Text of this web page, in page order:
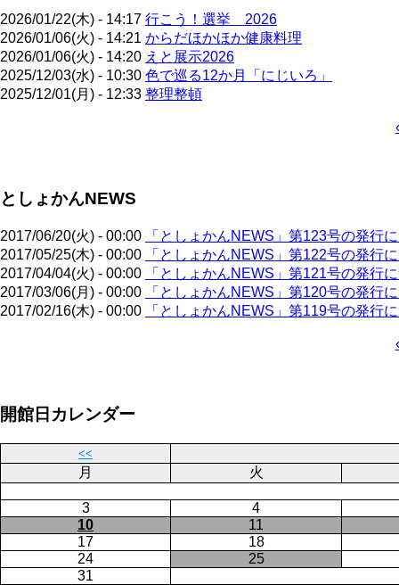
2026/01/22(木) - 14:17 行こう！選挙 2026
2026/01/06(火) - 14:21 からだほかほか健康料理
2026/01/06(火) - 14:20 えと展示2026
2025/12/03(水) - 10:30 色で巡る12か月「にじいろ」
2025/12/01(月) - 12:33 整理整頓
送
としょかんNEWS
2017/06/20(火) - 00:00
「としょかんNEWS」第123号の発行
2017/05/25(木) - 00:00
「としょかんNEWS」第122号の発行
2017/04/04(火) - 00:00
「としょかんNEWS」第121号の発行
2017/03/06(月) - 00:00
「としょかんNEWS」第120号の発行
2017/02/16(木) - 00:00
「としょかんNEWS」第119号の発行
送
開館日カレンダー
<<
月 火
3
4
10
11
17
18
24
25
31